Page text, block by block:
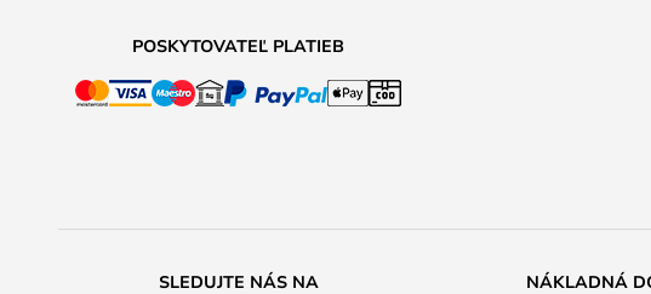
POSKYTOVATEĽ PLATIEB
SLEDUJTE NÁS NA NÁKLADNÁ